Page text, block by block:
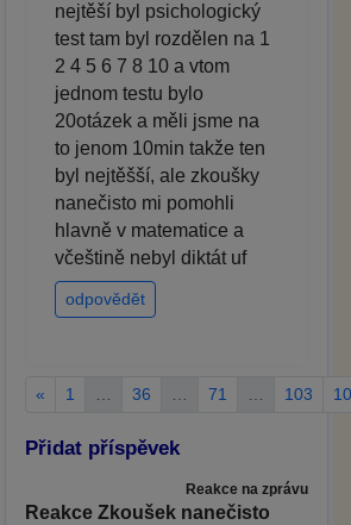
nejtěší byl psichologický
test tam byl rozdělen na 1
2 4 5 6 7 8 10 a vtom
jednom testu bylo
20otázek a měli jsme na
to jenom 10min takže ten
byl nejtěšší, ale zkoušky
nanečisto mi pomohli
hlavně v matematice a
včeštině nebyl diktát uf
odpovědět
« 1 … 36 … 71 … 103
Přidat příspěvek
Reakce na zprávu
Reakce Zkoušek nanečisto